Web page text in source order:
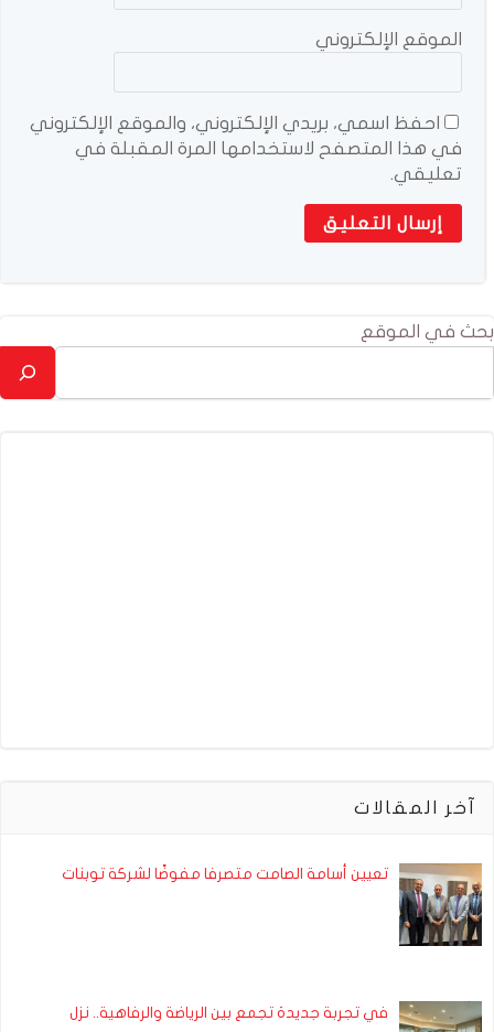
الموقع الإلكتروني
احفظ اسمي، بريدي الإلكتروني، والموقع الإلكتروني
في هذا المتصفح لاستخدامها المرة المقبلة في
تعليقي.
بحث في الموقع
آخر المقالات
تعيين أسامة الصامت متصرفا مفوضًا لشركة توبنات
في تجربة جديدة تجمع بين الرياضة والرفاهية.. نزل